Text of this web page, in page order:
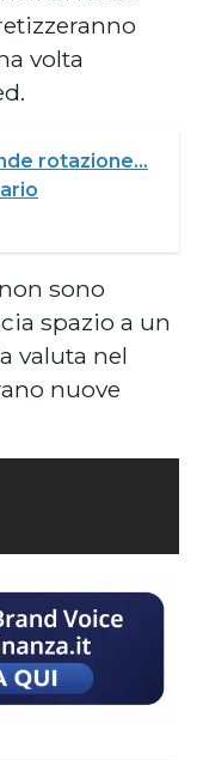
volta
rotazione…
sono
spazio a un
valuta nel
nuove